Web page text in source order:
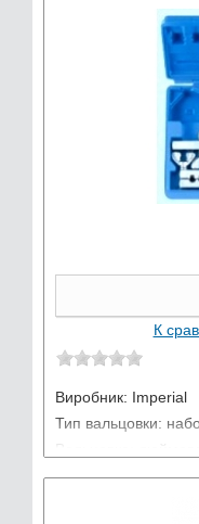
К
Виробник: Imperial
Тип вальцовки: